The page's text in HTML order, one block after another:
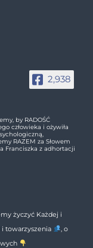
2,938
by RADOŚĆ
człowieka i ożywiła
RAZEM za Słowem
Franciszka z adhortacji
życzyć Każdej i
i towarzyszenia
, o